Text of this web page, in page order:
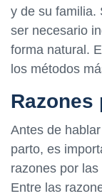
y de su familia.
ser necesario
forma natural.
los métodos
Antes de
parto, es
razones por
Entre las